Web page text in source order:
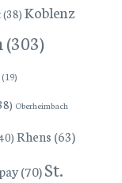
(38) Koblenz
(303)
(19)
Oberheimbach
Rhens (63)
(70)St.